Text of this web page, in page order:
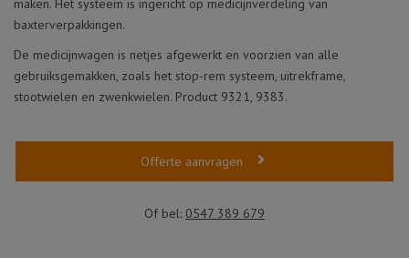
maken. Het systeem is ingericht op medicijnverdeling van
baxterverpakkingen.
De medicijnwagen is netjes afgewerkt en voorzien van alle
gebruiksgemakken, zoals het stop-rem systeem, uitrekframe,
stootwielen en zwenkwielen. Product 9321, 9383.
Offerte aanvragen
Of bel: 0547 389 679